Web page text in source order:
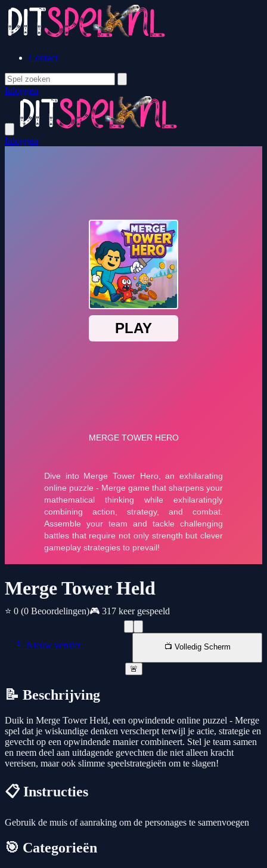
Contact
Inloggen
Inloggen
Merge Tower Held
⭐ 0 (0 Beoordelingen)🎮 317 keer gespeeld
📱 Nieuw venster 📺 Volledig Scherm
🚨
📝 Beschrijving
Duik in Merge Tower Held, een opwindende online puzzel - Merge
spel dat je wiskundige denken verscherpt terwijl je actie, strategie en
gevecht op een opwindende manier combineert. Stel je team samen
en neem deel aan uitdagende gevechten die niet alleen kracht
vereisen, maar ook slimme speelstrategieën om te slagen!
📋 Instructies
Gebruik de muis of aanraking om de personages te samenvoegen
🎯 Categorieën